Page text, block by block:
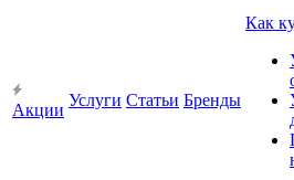
Акции
Услуги Статьи Бренды
Как